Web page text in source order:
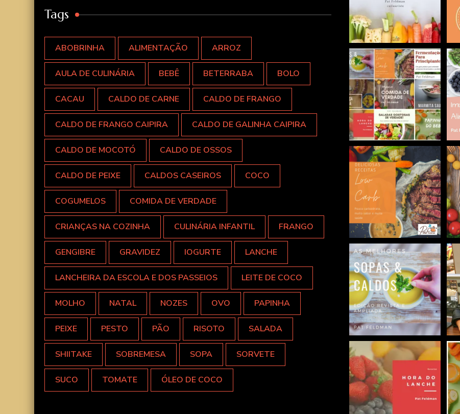
Tags
ABOBRINHA ALIMENTAÇÃO ARROZ
AULA DE CULINÁRIA BEBÊ BETERRABA BOLO
CACAU CALDO DE CARNE CALDO DE FRANGO
CALDO DE FRANGO CAIPIRA CALDO DE GALINHA CAIPIRA
CALDO DE MOCOTÓ CALDO DE OSSOS
CALDO DE PEIXE CALDOS CASEIROS COCO
COGUMELOS COMIDA DE VERDADE
CRIANÇAS NA COZINHA CULINÁRIA INFANTIL FRANGO
GENGIBRE GRAVIDEZ IOGURTE LANCHE
LANCHEIRA DA ESCOLA E DOS PASSEIOS LEITE DE COCO
MOLHO NATAL NOZES OVO PAPINHA
PEIXE PESTO PÃO RISOTO SALADA
SHIITAKE SOBREMESA SOPA SORVETE
SUCO TOMATE ÓLEO DE COCO